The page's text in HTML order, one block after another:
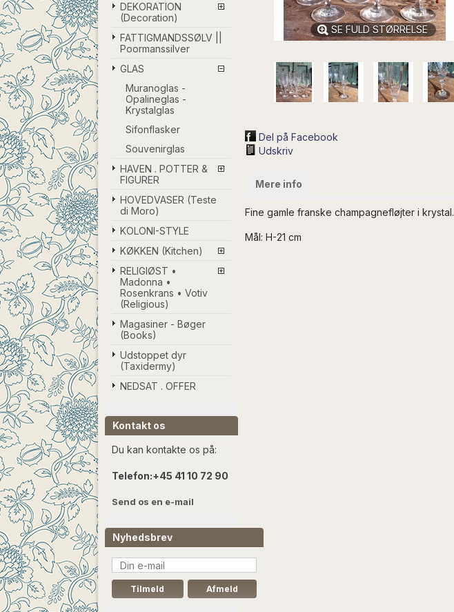
DEKORATION
(Decoration)
FATTIGMANDSSØLV ||
Poormanssilver
GLAS
Muranoglas -
Opalineglas -
Krystalglas
Sifonflasker
Souvenirglas
HAVEN . POTTER &
FIGURER
HOVEDVASER (Teste
di Moro)
KOLONI-STYLE
KØKKEN (Kitchen)
RELIGIØST •
Madonna •
Rosenkrans • Votiv
(Religious)
Magasiner - Bøger
(Books)
Udstoppet dyr
(Taxidermy)
NEDSAT . OFFER
Kontakt os
Du kan kontakte os på:
Telefon:+45 41 10 72 90
Send os en e-mail
Nyhedsbrev
SE FULD STØRRELSE
Del på Facebook
Udskriv
Mere info
Fine gamle franske champagnefløjter i
Mål: H-21 cm